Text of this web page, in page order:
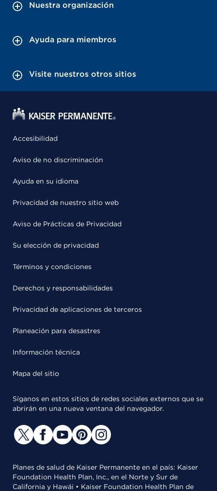
Nuestra organización
Ayuda para miembros
Visite nuestros otros sitios
Accesibilidad
Aviso de no discriminación
Ayuda en su idioma
Privacidad de nuestro sitio web
Aviso de Prácticas de Privacidad
Su elección de privacidad
Términos y condiciones
Derechos y responsabilidades
Privacidad de aplicaciones de terceros
Planeación para desastres
Información técnica
Mapa del sitio
Síganos en estos sitios de redes sociales externos que se
abrirán en una nueva ventana del navegador.
Planes de salud de Kaiser Permanente en el país: Kaiser
Foundation Health Plan, Inc., en el Norte y Sur de
California y Hawái • Kaiser Foundation Health Plan de